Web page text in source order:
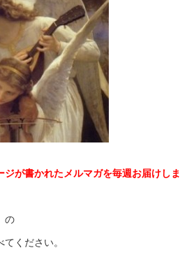
が書かれたメルマガを毎週お届けしま
の
ください。